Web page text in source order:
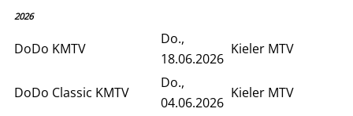
2026
DoDo KMTV
Do.,
18.06.2026
Kieler MTV
DoDo Classic KMTV
Do.,
04.06.2026
Kieler MTV